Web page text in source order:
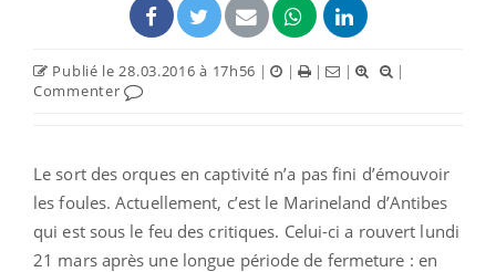
Publié le 28.03.2016 à 17h56 | | | |
|
Commenter
Le sort des orques en captivité n’a pas fini d’émouvoir
les foules. Actuellement, c’est le Marineland d’Antibes
qui est sous le feu des critiques. Celui-ci a rouvert lundi
21 mars après une longue période de fermeture : en